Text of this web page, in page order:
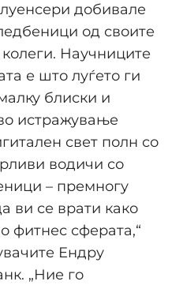
добивале
од своите
Научниците
е што луѓето ги
блиски и
истражување
свет полн со
водичи со
– премногу
ви се врати како
фитнес сферата,“
Ендру
„Ние го